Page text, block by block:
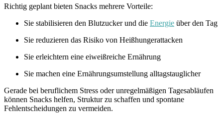
Richtig geplant bieten Snacks mehrere Vorteile:
Sie stabilisieren den Blutzucker und die Energie über den Tag
Sie reduzieren das Risiko von Heißhungerattacken
Sie erleichtern eine eiweißreiche Ernährung
Sie machen eine Ernährungsumstellung alltagstauglicher
Gerade bei beruflichem Stress oder unregelmäßigen Tagesabläufen
können Snacks helfen, Struktur zu schaffen und spontane
Fehlentscheidungen zu vermeiden.